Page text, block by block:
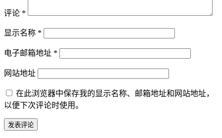
评论 *
显示名称 *
电子邮箱地址 *
网站地址
在此浏览器中保存我的显示名称、邮箱地址和网站地址，
以便下次评论时使用。